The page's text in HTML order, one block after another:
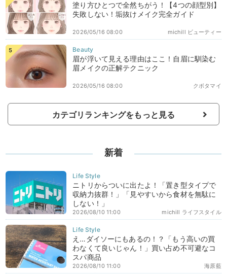
塗り方ひとつで全然ちがう！【4つの顔型別】
失敗しない！垢抜けメイク完全ガイド
michill ビューティー
2026/05/16 08:00
眉が浮いて見える理由はここ！自眉に馴染む
眉メイクの正解テクニック
クボタマイ
2026/05/16 08:00
カテゴリランキングをもっと見る
新着
ニトリからついに出たよ！「置き型タイプで
収納力抜群！」「見やすいから食材を無駄に
しない！」
michill ライフスタイル
2026/08/10 11:00
え…ダイソーにもあるの！？「もう高いの買
わなくて良いじゃん！」買い占め不可避なコ
スパ商品
海原藍
2026/08/10 11:00